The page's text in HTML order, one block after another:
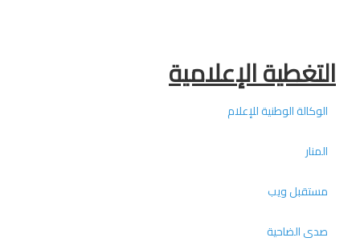
التغطية الإعلامية
الوكالة الوطنية للإعلام
المنار
مستقبل ويب
صدى الضاحية